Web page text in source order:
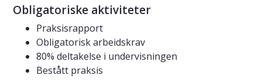
Obligatoriske aktiviteter
Praksisrapport
Obligatorisk arbeidskrav
80% deltakelse i undervisningen
Bestått praksis